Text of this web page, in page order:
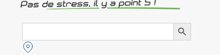
Search
Search Button